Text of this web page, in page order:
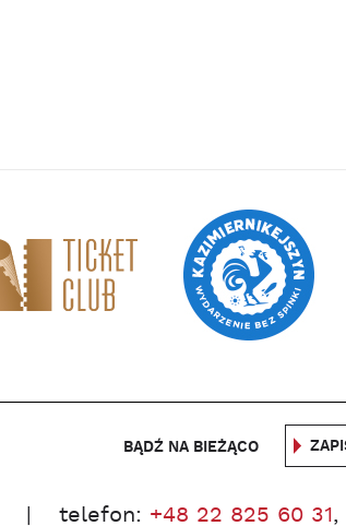
BĄDŹ NA BIEŻĄCO
telefon: +48 22 825 60 31,